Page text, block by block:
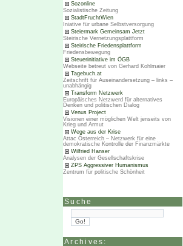
Sozonline
Sozialistische Zeitung
StadtFruchtWien
Iniative für urbane Selbstversorgung
Steiermark Gemeinsam Jetzt
Steirische Vernetzungsplattform
Steirische Friedensplattform
Friedensbewegung
Steuerinitiative im ÖGB
Webseite betreut von Gerhard Kohlmaier
Tagebuch.at
Zeitschrift für Auseinandersetzung – links –
unabhängig
Transform Netzwerk
Europäisches Netzwerd für alternatives
Denken und politischen Dialog
Venus Project
Visionen einer möglichen Welt jenseits von
Krieg und Armut
Wege aus der Krise
Attac Österreich – Netzwerk für eine
demokratische Kontrolle der Finanzmärkte
Wilfried Hanser
Analysen der Gesellschaftskrise
ZPS Aggressiver Humanismus
Zentrum für politische Schönheit
Suche
Archives: